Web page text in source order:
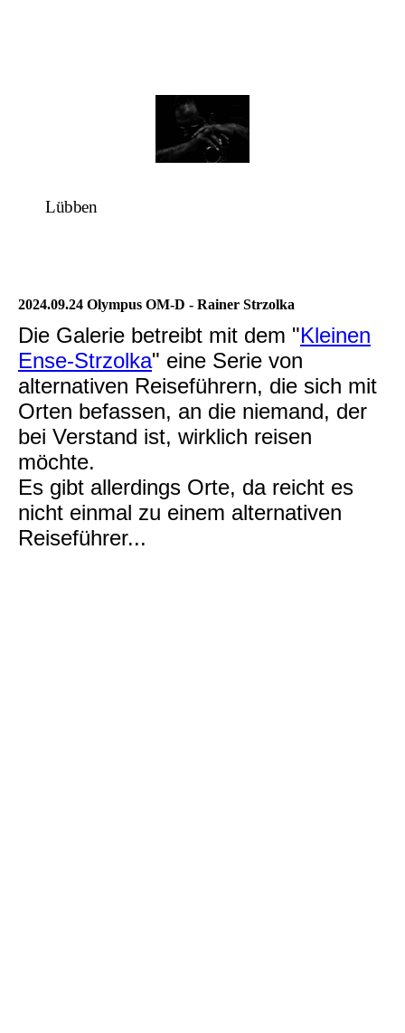
Lübben
2024.09.24 Olympus OM-D - Rainer Strzolka
Die Galerie betreibt mit dem "Kleinen
Ense-Strzolka" eine Serie von
alternativen Reiseführern, die sich mit
Orten befassen, an die niemand, der
bei Verstand ist, wirklich reisen
möchte.
Es gibt allerdings Orte, da reicht es
nicht einmal zu einem alternativen
Reiseführer...